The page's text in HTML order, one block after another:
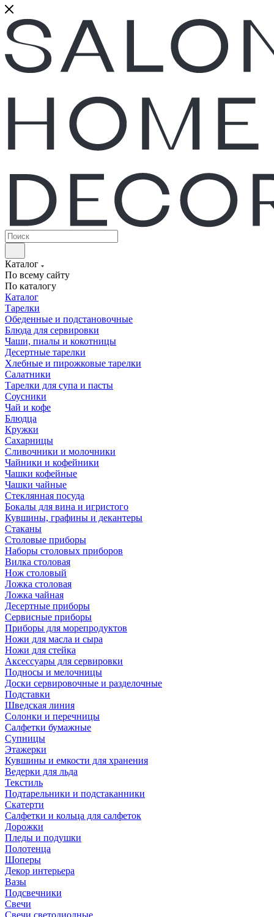
Каталог
По всему сайту
По каталогу
Каталог
Тарелки
Обеденные и подстановочные
Блюда для сервировки
Чаши, пиалы и кокотницы
Десертные тарелки
Хлебные и пирожковые тарелки
Салатники
Тарелки для супа и пасты
Соусники
Чай и кофе
Блюдца
Кружки
Сахарницы
Сливочники и молочники
Чайники и кофейники
Чашки кофейные
Чашки чайные
Стеклянная посуда
Бокалы для вина и игристого
Кувшины, графины и декантеры
Стаканы
Столовые приборы
Наборы столовых приборов
Вилка столовая
Нож столовый
Ложка столовая
Ложка чайная
Десертные приборы
Сервисные приборы
Приборы для морепродуктов
Ножи для масла и сыра
Ножи для стейка
Аксессуары для сервировки
Подносы и мелочницы
Доски сервировочные и разделочные
Подставки
Шведская линия
Солонки и перечницы
Салфетки бумажные
Супницы
Этажерки
Кувшины и емкости для хранения
Ведерки для льда
Текстиль
Подтарельники и подстаканники
Скатерти
Салфетки и кольца для салфеток
Дорожки
Пледы и подушки
Полотенца
Шоперы
Декор интерьера
Вазы
Подсвечники
Свечи
Свечи светодиодные